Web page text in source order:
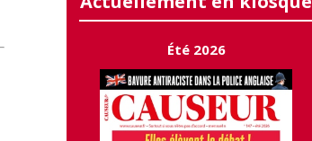
Été 2026